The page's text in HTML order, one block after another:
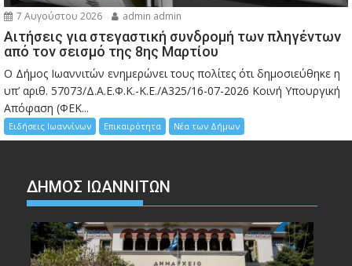
7 Αυγούστου 2026 admin admin
Αιτήσεις για στεγαστική συνδρομή των πληγέντων
από τον σεισμό της 8ης Μαρτίου
Ο Δήμος Ιωαννιτών ενημερώνει τους πολίτες ότι δημοσιεύθηκε η
υπ’ αριθ. 57073/Δ.Α.Ε.Φ.Κ.-Κ.Ε./Α325/16-07-2026 Κοινή Υπουργική
Απόφαση (ΦΕΚ...
Ειδήσεις Ιωαννίνων Επικαιρότητα Νέα των Δήμων
ΔΗΜΟΣ ΙΩΑΝΝΙΤΩΝ